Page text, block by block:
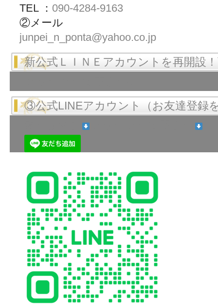
TEL ： 090-4284-9163
②メール
junpei_n_ponta@yahoo.co.jp
新公式ＬＩＮＥアカウントを再開設
③公式LINEアカウント（お友達登録